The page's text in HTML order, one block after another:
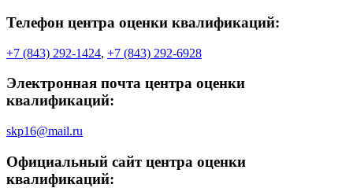
Телефон центра оценки квалификаций:
+7 (843) 292-1424, +7 (843) 292-6928
Электронная почта центра оценки
квалификаций:
skp16@mail.ru
Официальный сайт центра оценки
квалификаций: